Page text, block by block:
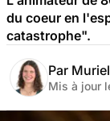
du coeur en
catastrophe".
Par
Mis à jour